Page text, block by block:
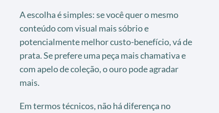
A escolha é simples: se você quer o mesmo
conteúdo com visual mais sóbrio e
potencialmente melhor custo-benefício, vá de
prata. Se prefere uma peça mais chamativa e
com apelo de coleção, o ouro pode agradar
mais.
Em termos técnicos, não há diferença no